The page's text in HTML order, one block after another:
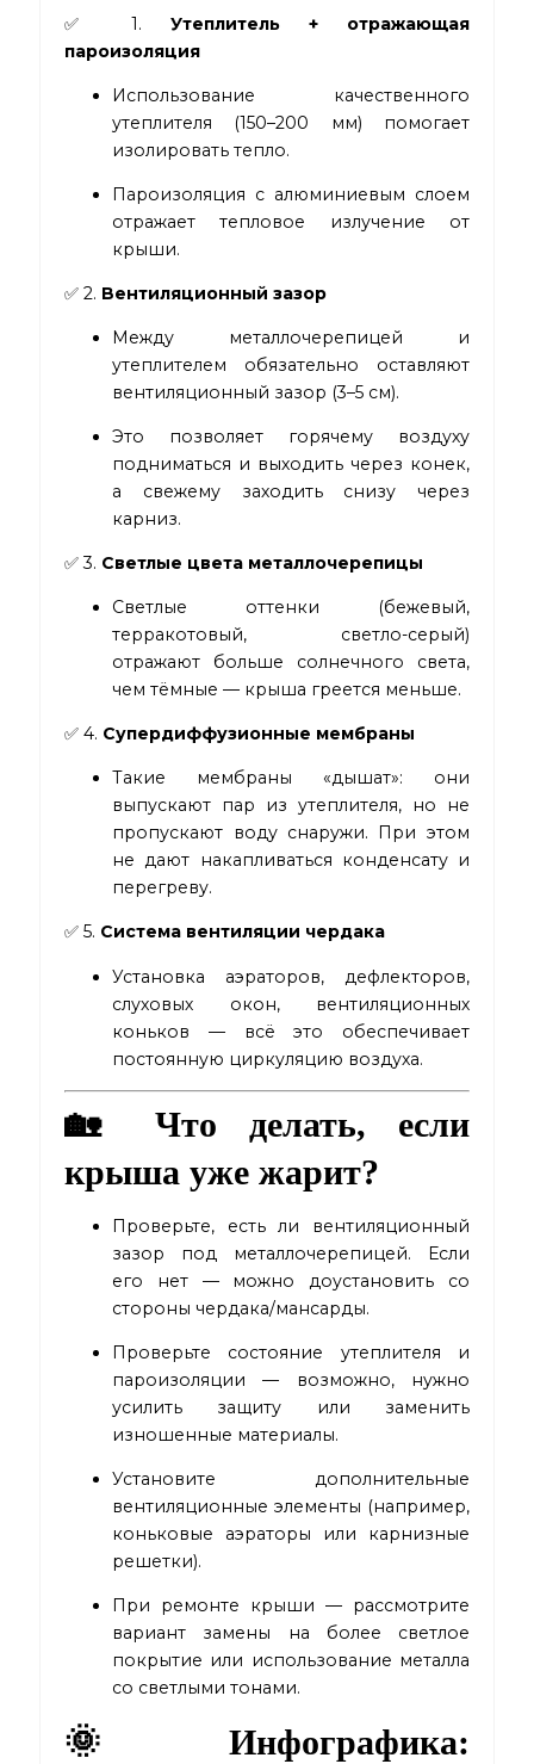
✅ 1. Утеплитель + отражающая
пароизоляция
Использование качественного
утеплителя (150–200 мм) помогает
изолировать тепло.
Пароизоляция с алюминиевым слоем
отражает тепловое излучение от
крыши.
✅ 2. Вентиляционный зазор
Между металлочерепицей и
утеплителем обязательно оставляют
вентиляционный зазор (3–5 см).
Это позволяет горячему воздуху
подниматься и выходить через конек,
а свежему заходить снизу через
карниз.
✅ 3. Светлые цвета металлочерепицы
Светлые оттенки (бежевый,
терракотовый, светло-серый)
отражают больше солнечного света,
чем тёмные — крыша греется меньше.
✅ 4. Супердиффузионные мембраны
Такие мембраны «дышат»: они
выпускают пар из утеплителя, но не
пропускают воду снаружи. При этом
не дают накапливаться конденсату и
перегреву.
✅ 5. Система вентиляции чердака
Установка аэраторов, дефлекторов,
слуховых окон, вентиляционных
коньков — всё это обеспечивает
постоянную циркуляцию воздуха.
🏡 Что делать, если
крыша уже жарит?
Проверьте, есть ли вентиляционный
зазор под металлочерепицей. Если
его нет — можно доустановить со
стороны чердака/мансарды.
Проверьте состояние утеплителя и
пароизоляции — возможно, нужно
усилить защиту или заменить
изношенные материалы.
Установите дополнительные
вентиляционные элементы (например,
коньковые аэраторы или карнизные
решетки).
При ремонте крыши — рассмотрите
вариант замены на более светлое
покрытие или использование металла
со светлыми тонами.
🌞 Инфографика: